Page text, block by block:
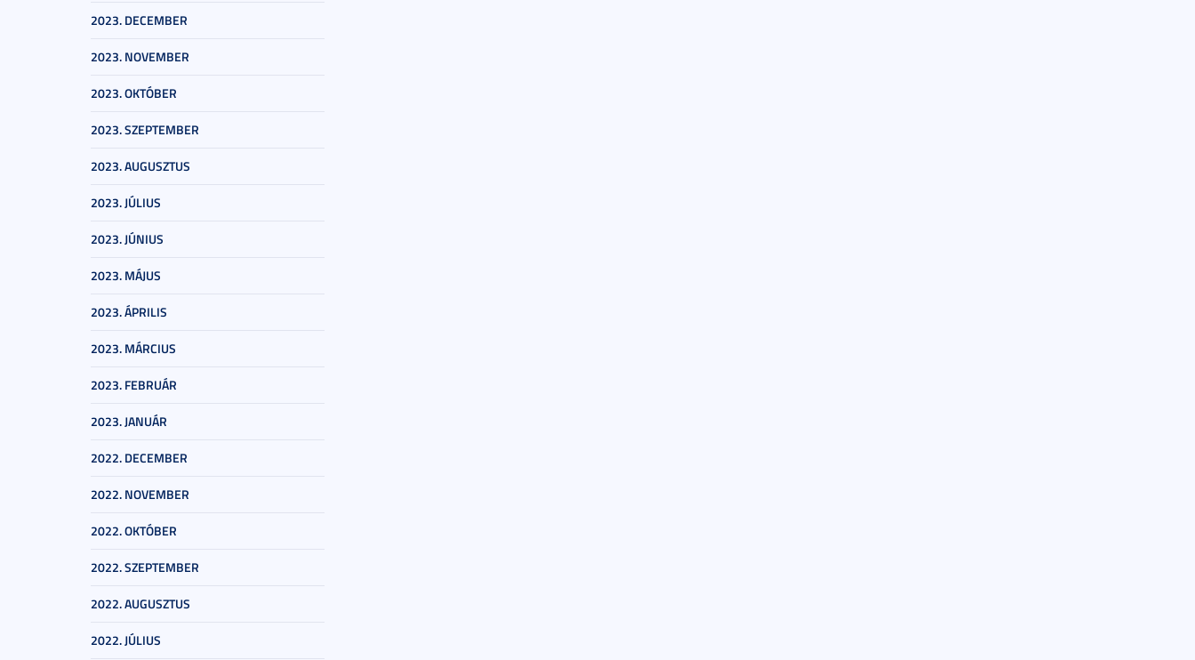
2023. DECEMBER
2023. NOVEMBER
2023. OKTÓBER
2023. SZEPTEMBER
2023. AUGUSZTUS
2023. JÚLIUS
2023. JÚNIUS
2023. MÁJUS
2023. ÁPRILIS
2023. MÁRCIUS
2023. FEBRUÁR
2023. JANUÁR
2022. DECEMBER
2022. NOVEMBER
2022. OKTÓBER
2022. SZEPTEMBER
2022. AUGUSZTUS
2022. JÚLIUS